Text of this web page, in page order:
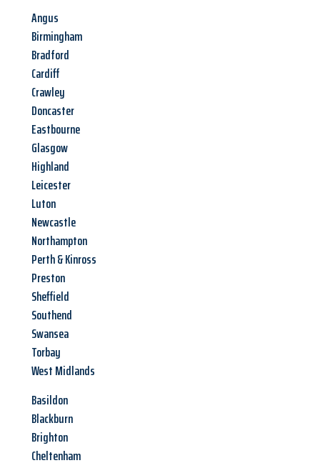
Angus
Birmingham
Bradford
Cardiff
Crawley
Doncaster
Eastbourne
Glasgow
Highland
Leicester
Luton
Newcastle
Northampton
Perth & Kinross
Preston
Sheffield
Southend
Swansea
Torbay
West Midlands
Basildon
Blackburn
Brighton
Cheltenham